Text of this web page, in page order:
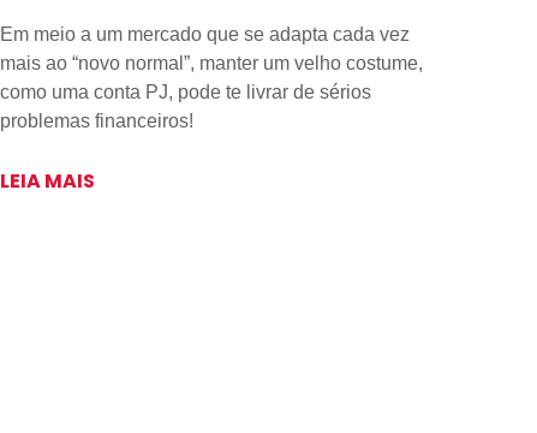
Em meio a um mercado que se adapta cada vez
mais ao “novo normal”, manter um velho costume,
como uma conta PJ, pode te livrar de sérios
problemas financeiros!
LEIA MAIS